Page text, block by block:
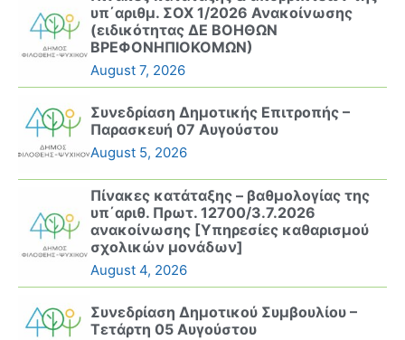
υπ΄αριθμ. ΣΟΧ 1/2026 Ανακοίνωσης
(ειδικότητας ΔΕ ΒΟΗΘΩΝ
ΒΡΕΦΟΝΗΠΙΟΚΟΜΩΝ)
August 7, 2026
Συνεδρίαση Δημοτικής Επιτροπής –
Παρασκευή 07 Αυγούστου
August 5, 2026
Πίνακες κατάταξης – βαθμολογίας της
υπ΄αριθ. Πρωτ. 12700/3.7.2026
ανακοίνωσης [Υπηρεσίες καθαρισμού
σχολικών μονάδων]
August 4, 2026
Συνεδρίαση Δημοτικού Συμβουλίου –
Τετάρτη 05 Αυγούστου